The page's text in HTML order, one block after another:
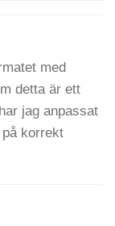
med
detta är ett
jag anpassat
korrekt